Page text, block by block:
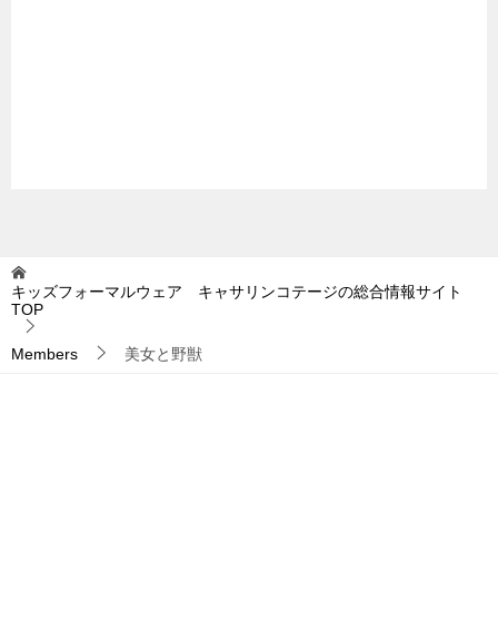
キッズフォーマルウェア キャサリンコテージの総合情報サイト
TOP
Members 美女と野獣